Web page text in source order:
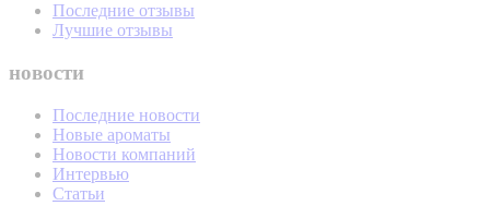
Последние отзывы
Лучшие отзывы
новости
Последние новости
Новые ароматы
Новости компаний
Интервью
Статьи